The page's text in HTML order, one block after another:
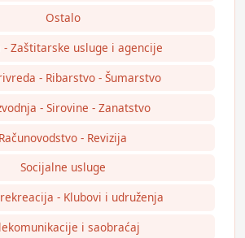
Ostalo
- Zaštitarske usluge i agencije
- Ribarstvo - Šumarstvo
- Sirovine - Zanatstvo
Računovodstvo - Revizija
Socijalne usluge
- Klubovi i udruženja
i saobraćaj